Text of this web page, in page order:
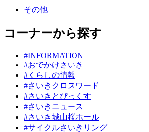
その他
コーナーから探す
#INFORMATION
#おでかけさいき
#くらしの情報
#さいきクロスワード
#さいきとぴっくす
#さいきニュース
#さいき城山桜ホール
#サイクルさいきリング